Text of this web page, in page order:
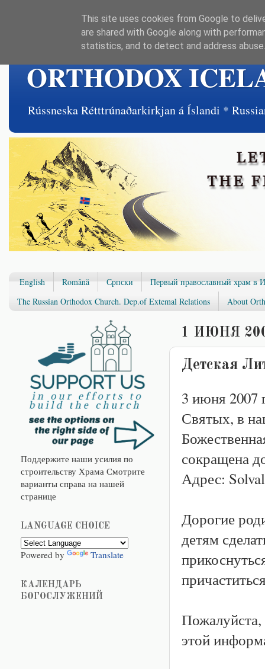
ORTHODOX
Rússneska Rétttrúnaðarkirkjan á Íslandi *
English Română Српски
Первый православный храм в
The Russian Orthodox Church. Dep.of Extemal Relations
About
1 ИЮНЯ
Детская
3 июня 2007
Святых, в
сокращена
Адрес:
Дорогие
детям
Пожалуйста,
этой
Поддержите наши усилия по
строительству Храма Смотрите
варианты справа на нашей
странице
LANGUAGE CHOICE
Powered by Translate
КАЛЕНДАРЬ
БОГОСЛУЖЕНИЙ
This site uses cookies from Google to
are shared with Google along with
statistics, and to detect and address abuse.